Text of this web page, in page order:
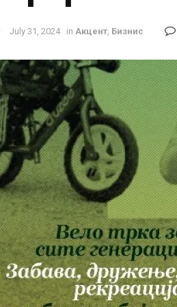
July 31, 2024 in Акцент Бизнис